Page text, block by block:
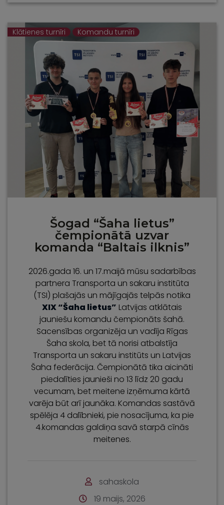
Klātienes turnīri Komandu turnīri
Šogad “Šaha lietus”
čempionātā uzvar
komanda “Baltais ilknis”
2026.gada 16. un 17.maijā mūsu sadarbības
partnera Transporta un sakaru institūta
(TSI) plašajās un mājīgajās telpās notika
XIX “Šaha lietus” Latvijas atklātais
jauniešu komandu čempionāts šahā.
Sacensības organizēja un vadīja Rīgas
Šaha skola, bet tā norisi atbalstīja
Transporta un sakaru institūts un Latvijas
Šaha federācija. Čempionātā tika aicināti
piedalīties jaunieši no 13 līdz 20 gadu
vecumam, bet meitene izņēmuma kārtā
varēja būt arī jaunāka. Komandas sastāvā
spēlēja 4 dalībnieki, pie nosacījuma, ka pie
4.komandas galdiņa savā starpā cīnās
meitenes.
sahaskola
19 maijs, 2026